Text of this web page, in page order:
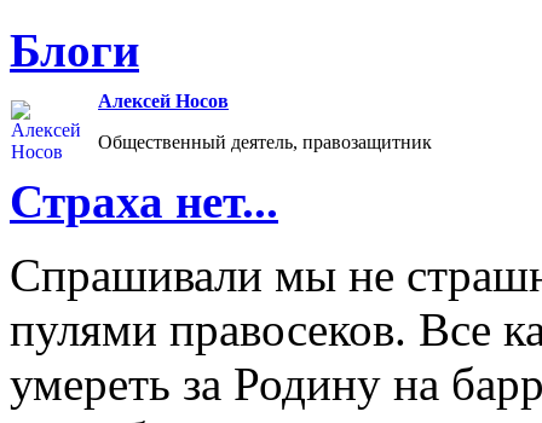
Новосибирский государственный технический
Все упоминания (75)
Блоги
Алексей Носов
Общественный деятель, правозащитник
Страха нет...
Спрашивали мы не
пулями правосеков. Все
умереть за Родину на